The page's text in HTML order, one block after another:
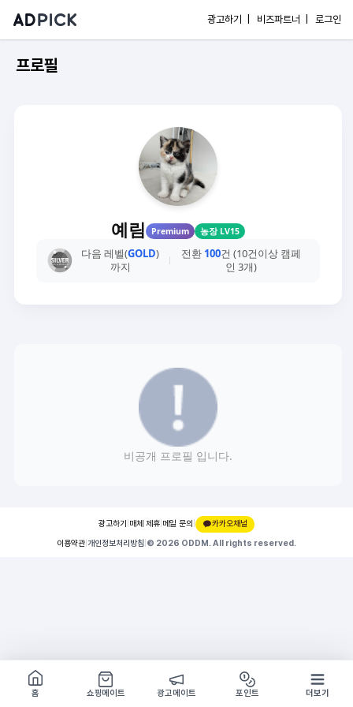
광고하기 | 비즈파트너 | 로그인
프로필
예림 Premium 농장 LV15
다음 레벨(GOLD)
까지
전환 100건 (10건이상 캠페
인 3개)
비공개 프로필 입니다.
광고하기 매체 제휴 메일 문의 |
카카오채널
이용약관 개인정보처리방침 © 2026 ODDM. All rights reserved.
쇼핑몰 구경하기
방문시 1G
홈
쇼핑메이트 광고메이트 포인트 더보기